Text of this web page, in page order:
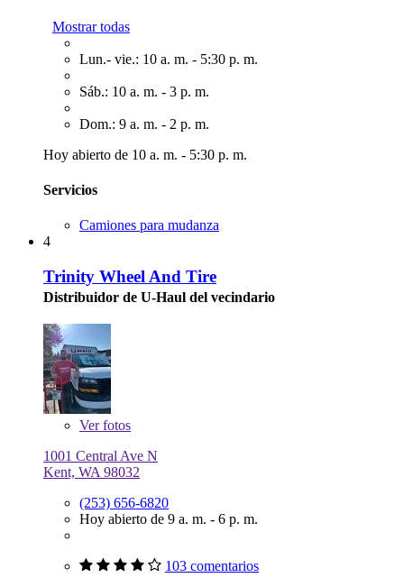
Mostrar todas
Lun.- vie.: 10 a. m. - 5:30 p. m.
Sáb.: 10 a. m. - 3 p. m.
Dom.: 9 a. m. - 2 p. m.
Hoy abierto de 10 a. m. - 5:30 p. m.
Servicios
Camiones para mudanza
4
Trinity Wheel And Tire
Distribuidor de U-Haul del vecindario
Verfotos
1001 Central Ave N
Kent, WA 98032
(253) 656-6820
Hoy abierto de 9 a. m. - 6 p. m.
103 comentarios